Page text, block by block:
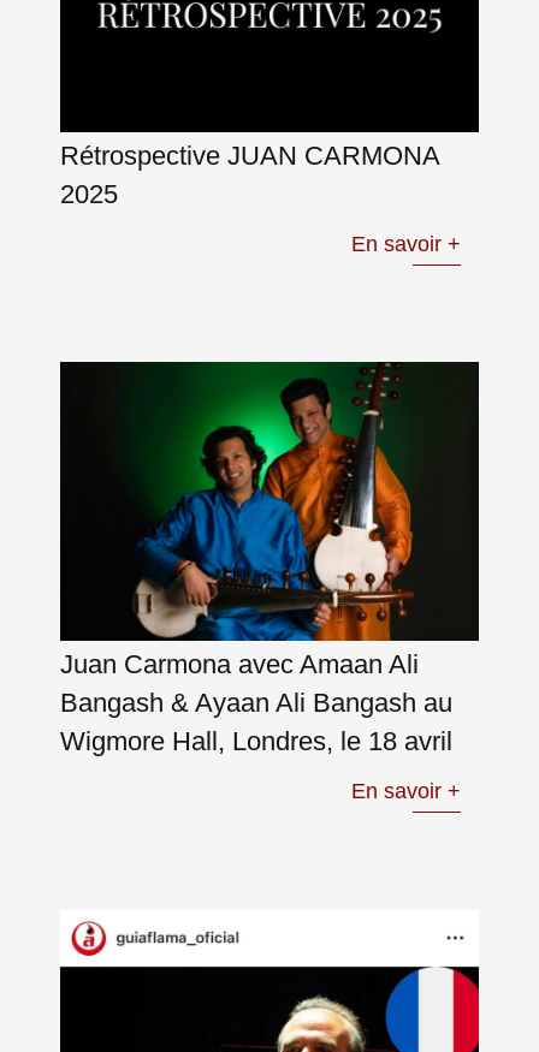
Rétrospective JUAN CARMONA
2025
En savoir +
Juan Carmona avec Amaan Ali
Bangash & Ayaan Ali Bangash au
Wigmore Hall, Londres, le 18 avril
En savoir +